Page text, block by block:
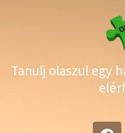
Tanulj olaszul egy